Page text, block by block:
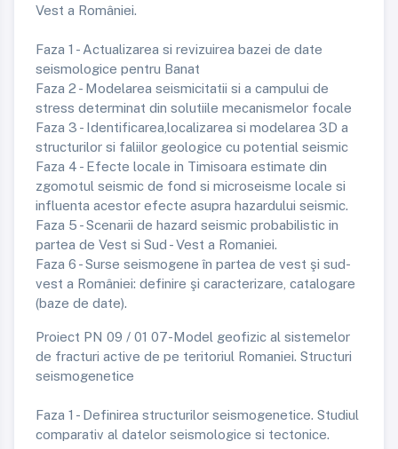
Vest a României.
Faza 1 - Actualizarea si revizuirea bazei de date
seismologice pentru Banat
Faza 2 - Modelarea seismicitatii si a campului de
stress determinat din solutiile mecanismelor focale
Faza 3 - Identificarea,localizarea si modelarea 3D a
structurilor si faliilor geologice cu potential seismic
Faza 4 - Efecte locale in Timisoara estimate din
zgomotul seismic de fond si microseisme locale si
influenta acestor efecte asupra hazardului seismic.
Faza 5 - Scenarii de hazard seismic probabilistic in
partea de Vest si Sud - Vest a Romaniei.
Faza 6 - Surse seismogene în partea de vest şi sud-
vest a României: definire şi caracterizare, catalogare
(baze de date).
Proiect PN 09 / 01 07-Model geofizic al sistemelor
de fracturi active de pe teritoriul Romaniei. Structuri
seismogenetice
Faza 1 - Definirea structurilor seismogenetice. Studiul
comparativ al datelor seismologice si tectonice.